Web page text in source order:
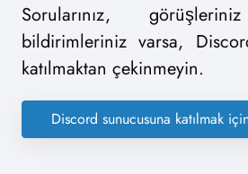
Sorularınız,
bildirimleriniz varsa,
katılmaktan çekinmeyin.
Discord sunucusuna katılmak